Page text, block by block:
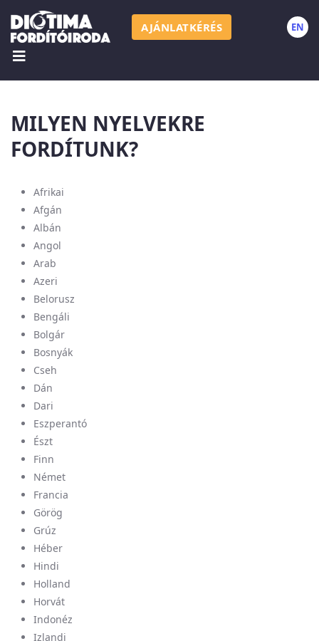
AJÁNLATKÉRÉS EN
NNYELVEK
MILYEN NYELVEKRE
FORDÍTUNK?
Afrikai
Afgán
Albán
Angol
Arab
Azeri
Belorusz
Bengáli
Bolgár
Bosnyák
Cseh
Dán
Dari
Eszperantó
Észt
Finn
Német
Francia
Görög
Grúz
Héber
Hindi
Holland
Horvát
Indonéz
Izlandi